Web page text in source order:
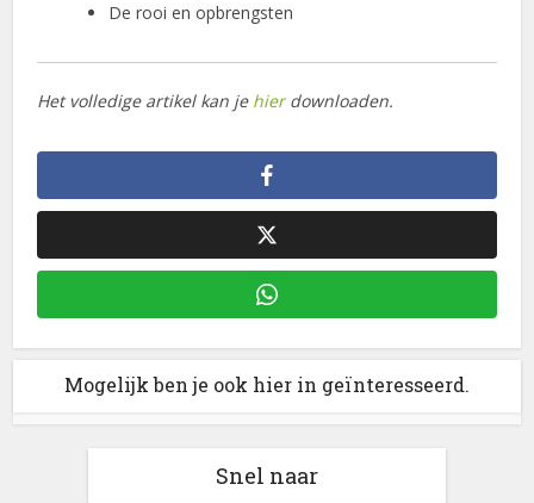
De rooi en opbrengsten
Het volledige artikel kan je hierdownloaden.
Mogelijk ben je ook hier in geïnteresseerd.
Snel naar